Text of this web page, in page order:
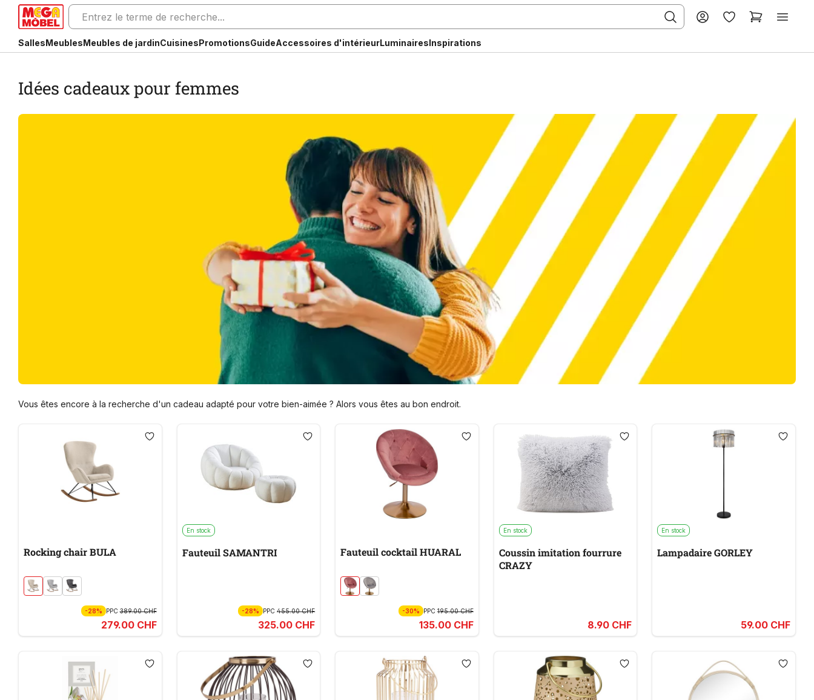
SallesMeublesMeubles de jardinCuisinesPromotionsGuideAccessoires d'intérieurLuminairesInspirations
Idées cadeaux pour femmes
Vous êtes encore à la recherche d'un cadeau adapté pour votre bien-aimée ? Alors vous êtes au bon endroit.
Rocking chair BULA
-28% PPC389.00 CHF
279.00 CHF
En stock
Fauteuil SAMANTRI
-28% PPC455.00 CHF
325.00 CHF
Fauteuil cocktail HUARAL
-30% PPC195.00 CHF
135.00 CHF
En stock
Coussin imitation fourrure
CRAZY
8.90 CHF
En stock
Lampadaire GORLEY
59.00 CHF